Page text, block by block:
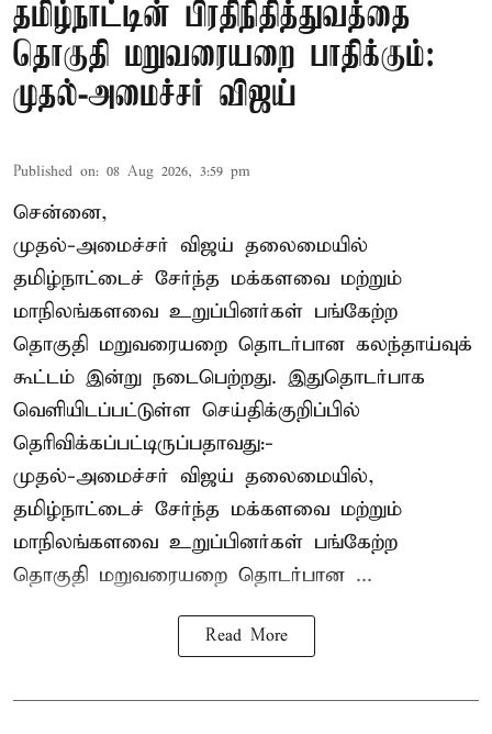
தமிழ்நாட்டின் பிரதிநிதித்துவத்தை
தொகுதி மறுவரையறை பாதிக்கும்:
முதல்-அமைச்சர் விஜய்
Published on: 08 Aug 2026, 3:59 pm
சென்னை,
முதல்-அமைச்சர் விஜய் தலைமையில்
தமிழ்நாட்டைச் சேர்ந்த மக்களவை மற்றும்
மாநிலங்களவை உறுப்பினர்கள் பங்கேற்ற
தொகுதி மறுவரையறை தொடர்பான கலந்தாய்வுக்
கூட்டம் இன்று நடைபெற்றது. இதுதொடர்பாக
வெளியிடப்பட்டுள்ள செய்திக்குறிப்பில்
தெரிவிக்கப்பட்டிருப்பதாவது:-
முதல்-அமைச்சர் விஜய் தலைமையில்,
தமிழ்நாட்டைச் சேர்ந்த மக்களவை மற்றும்
மாநிலங்களவை உறுப்பினர்கள் பங்கேற்ற
தொகுதி மறுவரையறை தொடர்பான ...
Read More